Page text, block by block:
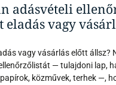
adásvételi
eladás vagy
vagy vásárlás előtt állsz?
— tulajdoni lap,
közművek, terhek —,